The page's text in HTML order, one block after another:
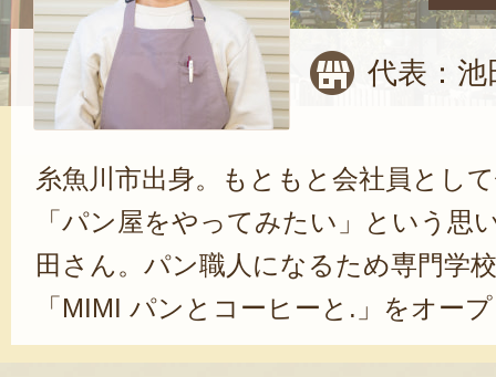
代表：池
糸魚川市出身。もともと会社員とし
「パン屋をやってみたい」という思
田さん。パン職人になるため専門学
「MIMI パンとコーヒーと.」をオー
に北海道小麦『キタノカオリ』の美